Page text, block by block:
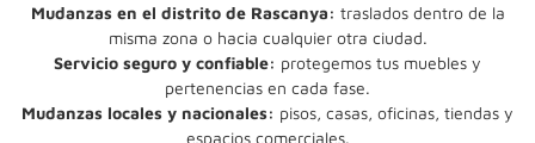
Mudanzas en el distrito de Rascanya: traslados dentro de la
misma zona o hacia cualquier otra ciudad.
Servicio seguro y confiable: protegemos tus muebles y
pertenencias en cada fase.
Mudanzas locales y nacionales: pisos, casas, oficinas, tiendas y
espacios comerciales.